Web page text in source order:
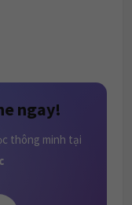
ngay!
thông minh tại